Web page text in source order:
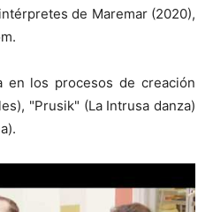
de Maremar (2020),
en los procesos de creación
"Prusik" (La Intrusa danza)